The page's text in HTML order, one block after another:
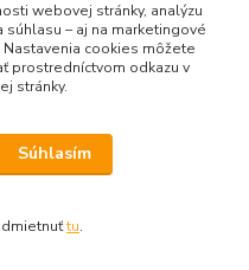
webovej stránky, analýzu
– aj na marketingové
cookies môžete
prostredníctvom odkazu v
stránky.
Súhlasím
tu.